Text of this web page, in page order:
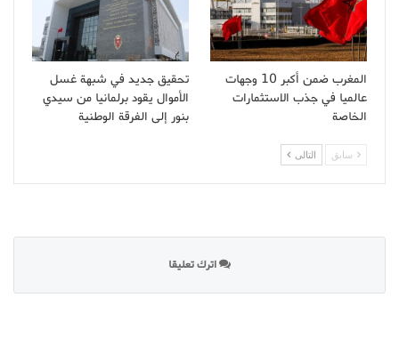
المغرب ضمن أكبر 10 وجهات
عالميا في جذب الاستثمارات
الخاصة
تحقيق جديد في شبهة غسل
الأموال يقود برلمانيا من سيدي
بنور إلى الفرقة الوطنية
سابق التالى
اترك تعليقا